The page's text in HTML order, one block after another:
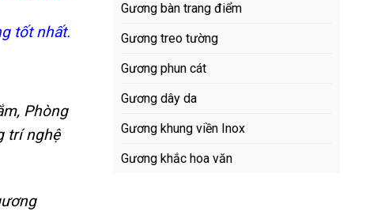
tốt nhất.
Phòng
trí nghệ
Gương bàn trang điểm
Gương treo tường
Gương phun cát
Gương dây da
Gương khung viền Inox
Gương khắc hoa văn